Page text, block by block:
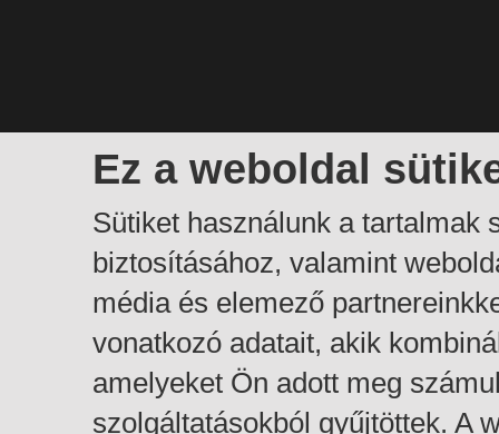
Ez a weboldal
Sütiket használunk a tartalmak
biztosításához, valamint
média és elemező
vonatkozó adatait, akik
amelyeket Ön adott meg
szolgáltatásokból gyűjtöttek. A